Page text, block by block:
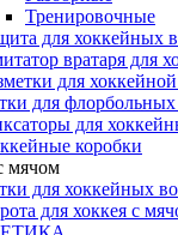
Тренировочные
для хоккейных
вратаря для
для
для флорбольных
для
коробки
мячом
для хоккейных
для хоккея с